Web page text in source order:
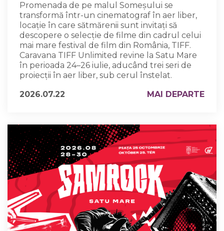
Promenada de pe malul Someșului se
transformă într-un cinematograf în aer liber,
locație în care sătmărenii sunt invitați să
descopere o selecție de filme din cadrul celui
mai mare festival de film din România, TIFF.
Caravana TIFF Unlimited revine la Satu Mare
în perioada 24–26 iulie, aducând trei seri de
proiecții în aer liber, sub cerul înstelat.
2026.07.22
MAI DEPARTE